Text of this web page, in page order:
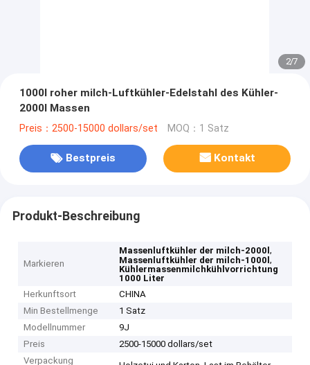
2/7
1000l roher milch-Luftkühler-Edelstahl des Kühler-
2000l Massen
Preis：2500-15000 dollars/set MOQ：1 Satz
Bestpreis Kontakt
Produkt-Beschreibung
Markieren
Massenluftkühler der milch-2000l,
Massenluftkühler der milch-1000l,
Kühlermassenmilchkühlvorrichtung
1000 Liter
Herkunftsort
CHINA
Min Bestellmenge
1 Satz
Modellnummer
9J
Preis
2500-15000 dollars/set
Verpackung